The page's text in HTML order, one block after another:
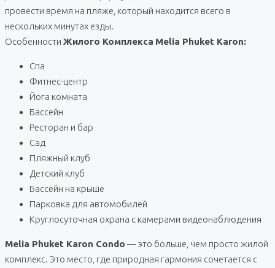
провести время на пляже, который находится всего в
нескольких минутах езды.
Особенности Жилого Комплекса Melia Phuket Karon:
Спа
Фитнес-центр
Йога комната
Бассейн
Ресторан и бар
Сад
Пляжный клуб
Детский клуб
Бассейн на крыше
Парковка для автомобилей
Круглосуточная охрана с камерами видеонаблюдения
Melia Phuket Karon Condo — это больше, чем просто жилой
комплекс. Это место, где природная гармония сочетается с